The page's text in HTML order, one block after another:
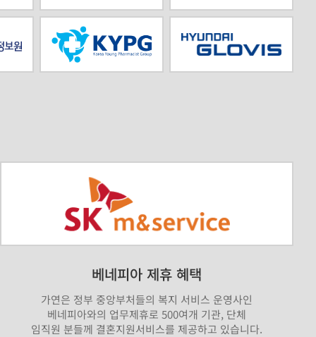
베네피아 제휴 혜택
가연은 정부 중앙부처들의 복지 서비스 운영사인
베네피아와의 업무제휴로 500여개 기관, 단체
임직원 분들께 결혼지원서비스를 제공하고 있습니다.